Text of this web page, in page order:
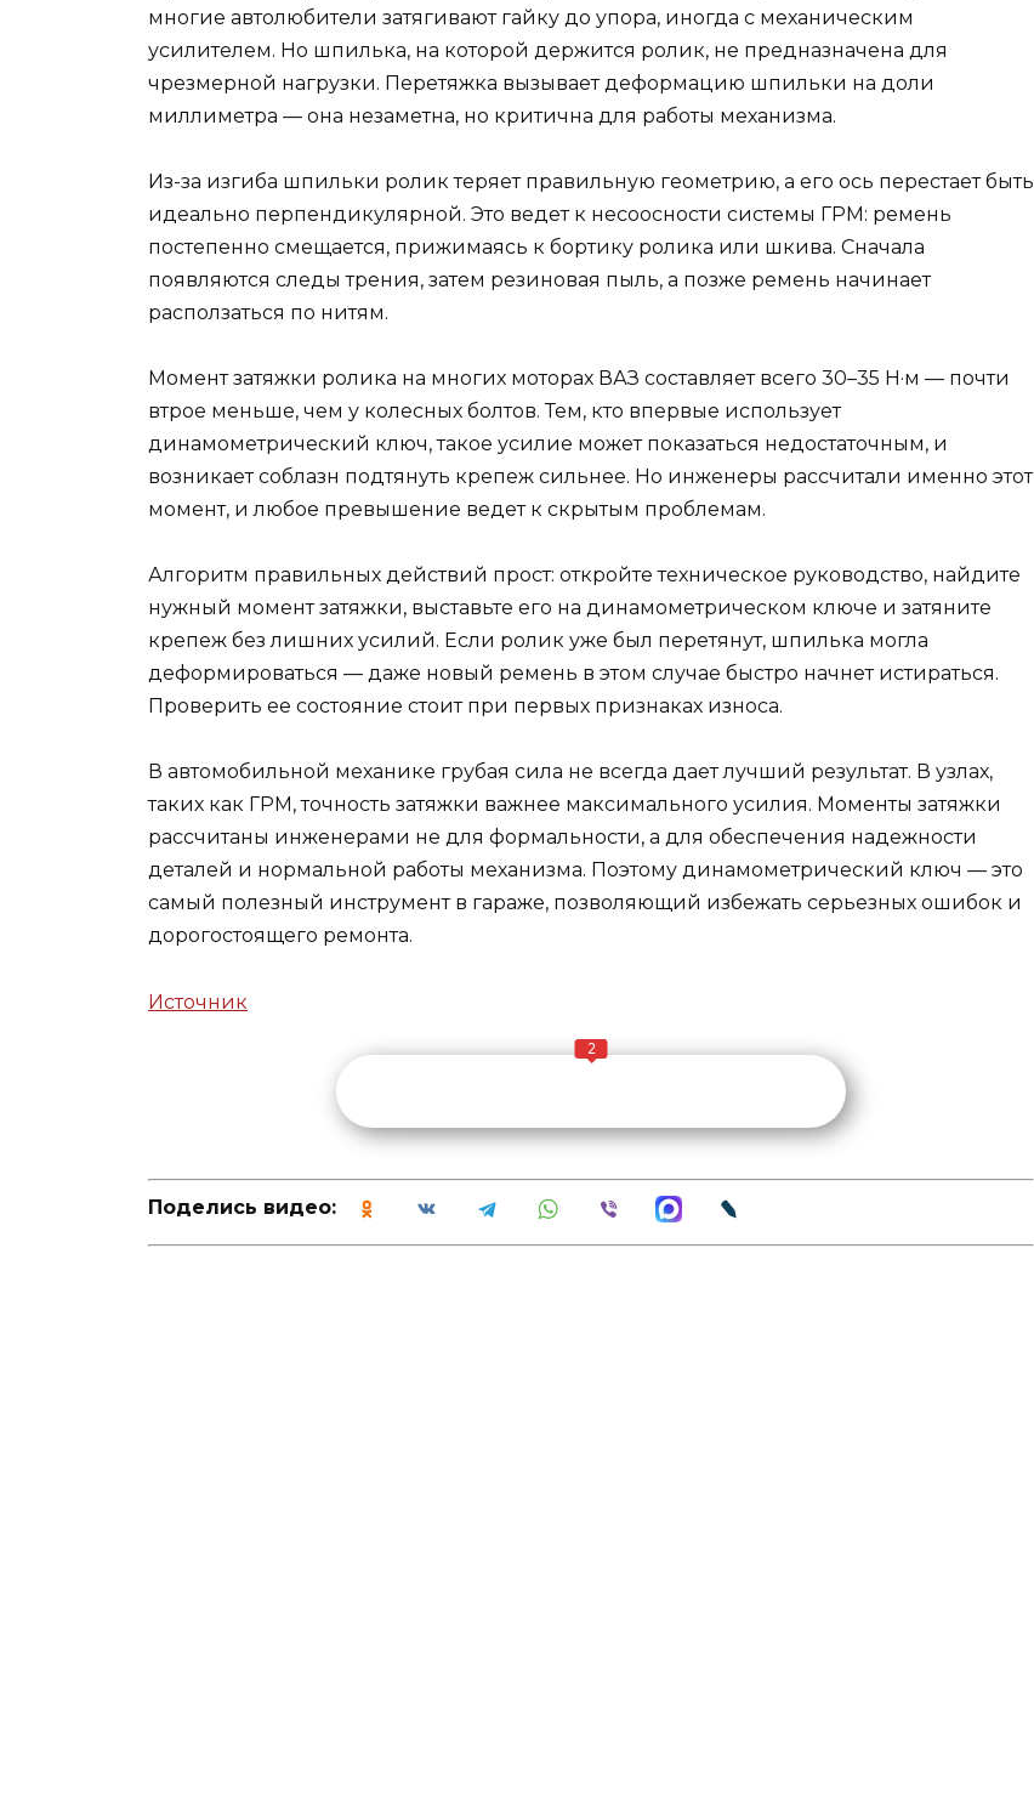
многие автолюбители затягивают гайку до упора, иногда с механическим
усилителем. Но шпилька, на которой держится ролик, не предназначена для
чрезмерной нагрузки. Перетяжка вызывает деформацию шпильки на доли
миллиметра — она незаметна, но критична для работы механизма.
Из-за изгиба шпильки ролик теряет правильную геометрию, а его ось перестает быть
идеально перпендикулярной. Это ведет к несоосности системы ГРМ: ремень
постепенно смещается, прижимаясь к бортику ролика или шкива. Сначала
появляются следы трения, затем резиновая пыль, а позже ремень начинает
расползаться по нитям.
Момент затяжки ролика на многих моторах ВАЗ составляет всего 30–35 Н·м — почти
втрое меньше, чем у колесных болтов. Тем, кто впервые использует
динамометрический ключ, такое усилие может показаться недостаточным, и
возникает соблазн подтянуть крепеж сильнее. Но инженеры рассчитали именно этот
момент, и любое превышение ведет к скрытым проблемам.
Алгоритм правильных действий прост: откройте техническое руководство, найдите
нужный момент затяжки, выставьте его на динамометрическом ключе и затяните
крепеж без лишних усилий. Если ролик уже был перетянут, шпилька могла
деформироваться — даже новый ремень в этом случае быстро начнет истираться.
Проверить ее состояние стоит при первых признаках износа.
В автомобильной механике грубая сила не всегда дает лучший результат. В узлах,
таких как ГРМ, точность затяжки важнее максимального усилия. Моменты затяжки
рассчитаны инженерами не для формальности, а для обеспечения надежности
деталей и нормальной работы механизма. Поэтому динамометрический ключ — это
самый полезный инструмент в гараже, позволяющий избежать серьезных ошибок и
дорогостоящего ремонта.
Источник
2
Поделись видео: